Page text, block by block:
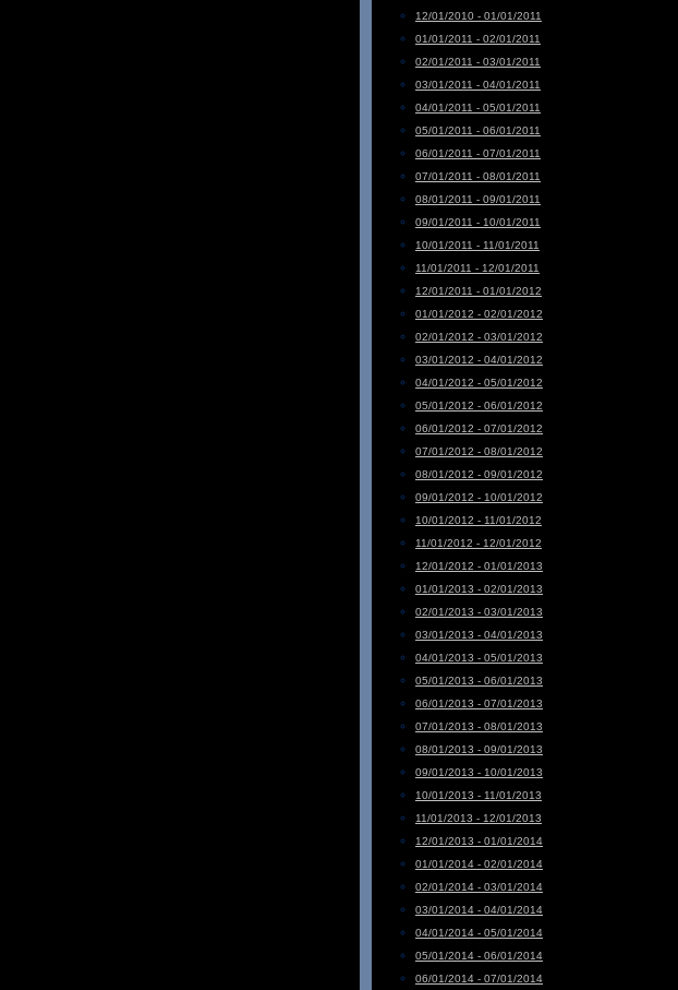
12/01/2010 - 01/01/2011
01/01/2011 - 02/01/2011
02/01/2011 - 03/01/2011
03/01/2011 - 04/01/2011
04/01/2011 - 05/01/2011
05/01/2011 - 06/01/2011
06/01/2011 - 07/01/2011
07/01/2011 - 08/01/2011
08/01/2011 - 09/01/2011
09/01/2011 - 10/01/2011
10/01/2011 - 11/01/2011
11/01/2011 - 12/01/2011
12/01/2011 - 01/01/2012
01/01/2012 - 02/01/2012
02/01/2012 - 03/01/2012
03/01/2012 - 04/01/2012
04/01/2012 - 05/01/2012
05/01/2012 - 06/01/2012
06/01/2012 - 07/01/2012
07/01/2012 - 08/01/2012
08/01/2012 - 09/01/2012
09/01/2012 - 10/01/2012
10/01/2012 - 11/01/2012
11/01/2012 - 12/01/2012
12/01/2012 - 01/01/2013
01/01/2013 - 02/01/2013
02/01/2013 - 03/01/2013
03/01/2013 - 04/01/2013
04/01/2013 - 05/01/2013
05/01/2013 - 06/01/2013
06/01/2013 - 07/01/2013
07/01/2013 - 08/01/2013
08/01/2013 - 09/01/2013
09/01/2013 - 10/01/2013
10/01/2013 - 11/01/2013
11/01/2013 - 12/01/2013
12/01/2013 - 01/01/2014
01/01/2014 - 02/01/2014
02/01/2014 - 03/01/2014
03/01/2014 - 04/01/2014
04/01/2014 - 05/01/2014
05/01/2014 - 06/01/2014
06/01/2014 - 07/01/2014